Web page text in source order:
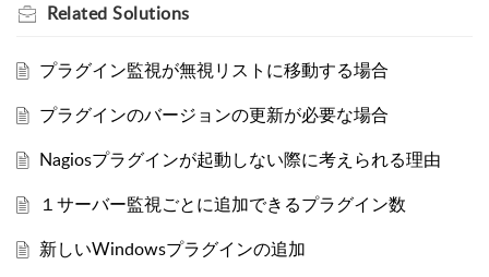
Related Solutions
プラグイン監視が無視リストに移動する場合
プラグインのバージョンの更新が必要な場合
Nagiosプラグインが起動しない際に考えられる理由
１サーバー監視ごとに追加できるプラグイン数
新しいWindowsプラグインの追加